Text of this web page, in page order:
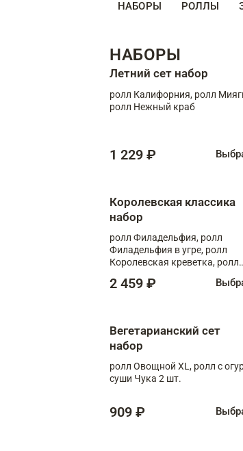
НАБОРЫ РОЛЛЫ
НАБОРЫ
Летний сет набор
ролл Калифорния, ролл
ролл Нежный краб
1 229 ₽
Королевская классика
набор
ролл Филадельфия, ролл
Филадельфия в угре, ролл
Королевская креветка, ролл
2 459 ₽
Вегетарианский сет
набор
ролл Овощной XL, ролл с
суши Чука 2 шт.
909 ₽